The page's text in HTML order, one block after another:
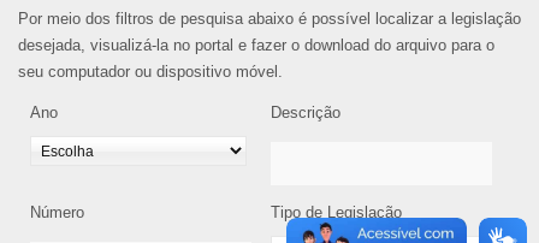
Por meio dos filtros de pesquisa abaixo é possível localizar a legislação
desejada, visualizá-la no portal e fazer o download do arquivo para o
seu computador ou dispositivo móvel.
Ano Descrição
Número Tipo de Legislação